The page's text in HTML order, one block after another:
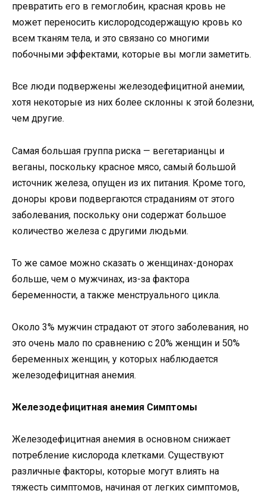
превратить его в гемоглобин, красная кровь не
может переносить кислородсодержащую кровь ко
всем тканям тела, и это связано со многими
побочными эффектами, которые вы могли заметить.
Все люди подвержены железодефицитной анемии,
хотя некоторые из них более склонны к этой болезни,
чем другие.
Самая большая группа риска — вегетарианцы и
веганы, поскольку красное мясо, самый большой
источник железа, опущен из их питания. Кроме того,
доноры крови подвергаются страданиям от этого
заболевания, поскольку они содержат большое
количество железа с другими людьми.
То же самое можно сказать о женщинах-донорах
больше, чем о мужчинах, из-за фактора
беременности, а также менструального цикла.
Около 3% мужчин страдают от этого заболевания, но
это очень мало по сравнению с 20% женщин и 50%
беременных женщин, у которых наблюдается
железодефицитная анемия.
Железодефицитная анемия Симптомы
Железодефицитная анемия в основном снижает
потребление кислорода клетками. Существуют
различные факторы, которые могут влиять на
тяжесть симптомов, начиная от легких симптомов,